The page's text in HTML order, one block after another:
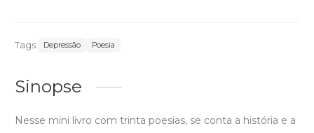
Tags: Depressão Poesia
Sinopse
Nesse mini livro com trinta poesias, se conta a história e a